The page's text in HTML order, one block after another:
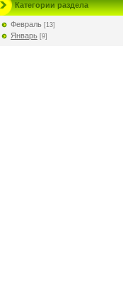
Категории раздела
Февраль [13]
Январь [9]